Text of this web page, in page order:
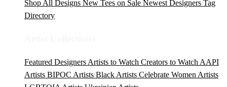
Shop All Designs New Tees on Sale Newest Designers Tag
Directory
Featured Designers Artists to Watch Creators to Watch AAPI
Artists BIPOC Artists Black Artists Celebrate Women Artists